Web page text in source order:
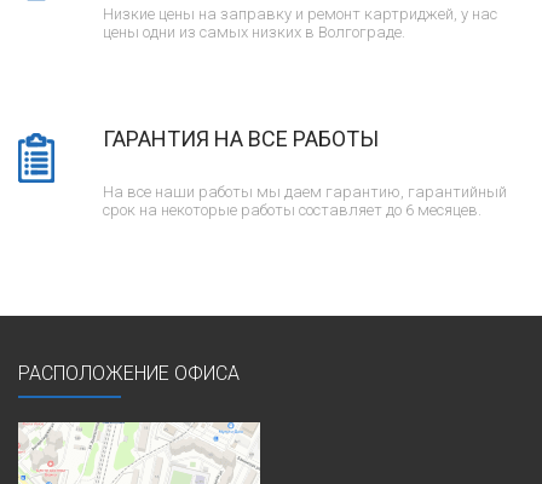
Низкие цены на заправку и ремонт картриджей, у нас
цены одни из самых низких в Волгограде.
ГАРАНТИЯ НА ВСЕ РАБОТЫ
На все наши работы мы даем гарантию, гарантийный
срок на некоторые работы составляет до 6 месяцев.
РАСПОЛОЖЕНИЕ ОФИСА